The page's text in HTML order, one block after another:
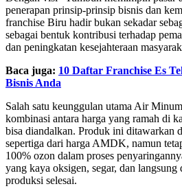
penerapan prinsip-prinsip bisnis dan
franchise Biru hadir bukan sekadar
sebagai bentuk kontribusi terhadap
dan peningkatan kesejahteraan
Baca juga: 10 Daftar Franchise Es
Bisnis Anda
Salah satu keunggulan utama Air
kombinasi antara harga yang ramah di
bisa diandalkan. Produk ini ditawarkan
sepertiga dari harga AMDK, namun
100% ozon dalam proses
yang kaya oksigen, segar, dan langsung
produksi selesai.